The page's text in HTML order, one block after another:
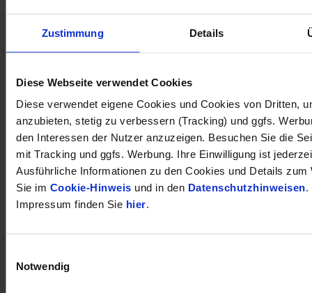
Zustimmung Details
Diese Webseite verwendet Cookies
Diese verwendet eigene Cookies und Cookies von Dritten,
anzubieten, stetig zu verbessern (Tracking) und ggfs.
den Interessen der Nutzer anzuzeigen. Besuchen Sie die
mit Tracking und ggfs. Werbung. Ihre Einwilligung ist
Ausführliche Informationen zu den Cookies und Details zum
Sie im Cookie-Hinweis und in den Datenschutzhinweisen.
Impressum finden Sie hier.
Notwendig